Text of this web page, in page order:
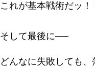
これが基本戦術だッ！
そして最後に──
どんなに失敗しても、